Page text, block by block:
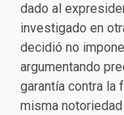
dado al
investigado en
decidió no
argumentando
garantía contra la
misma